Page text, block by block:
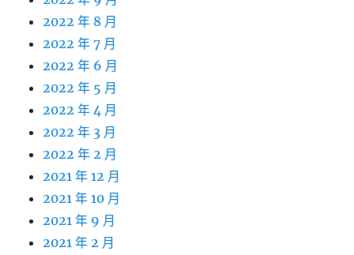
2022 年 8 月
2022 年 7 月
2022 年 6 月
2022 年 5 月
2022 年 4 月
2022 年 3 月
2022 年 2 月
2021 年 12 月
2021 年 10 月
2021 年 9 月
2021 年 2 月